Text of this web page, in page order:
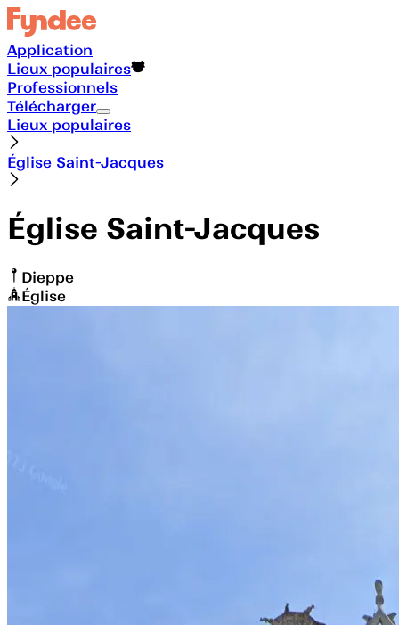
Application
Lieux populaires
Professionnels
Télécharger
Lieux populaires
Église Saint-Jacques
Église Saint-Jacques
Dieppe
Église